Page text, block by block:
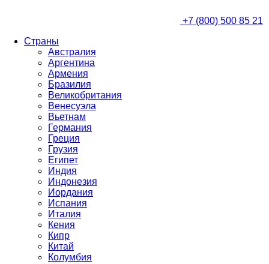
+7 (800) 500 85 21
Страны
Австралия
Аргентина
Армения
Бразилия
Великобритания
Венесуэла
Вьетнам
Германия
Греция
Грузия
Египет
Индия
Индонезия
Иордания
Испания
Италия
Кения
Кипр
Китай
Колумбия